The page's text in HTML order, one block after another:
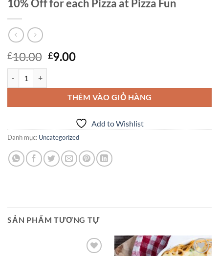
10% Off for each Pizza at Pizza Fun
£10.00 Giá
£10.00.
£9.00Giá
là:
£9.00.
THÊM VÀO GIỎ HÀNG
Add to Wishlist
Danh mục: Uncategorized
SẢN PHẨM TƯƠNG TỰ